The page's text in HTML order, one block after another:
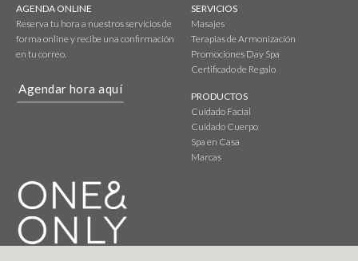
AGENDA ONLINE
Reserva tu hora a nuestros servicios de
forma online y recibe una confirmación
en tu correo.
Agendar hora aquí
SERVICIOS
Masajes
Terapias de Armonización
Promociones Day Spa
Certificado de Regalo
PRODUCTOS
Cuidado Facial
Cuidado Cuerpo
Spa en Casa
Marcas